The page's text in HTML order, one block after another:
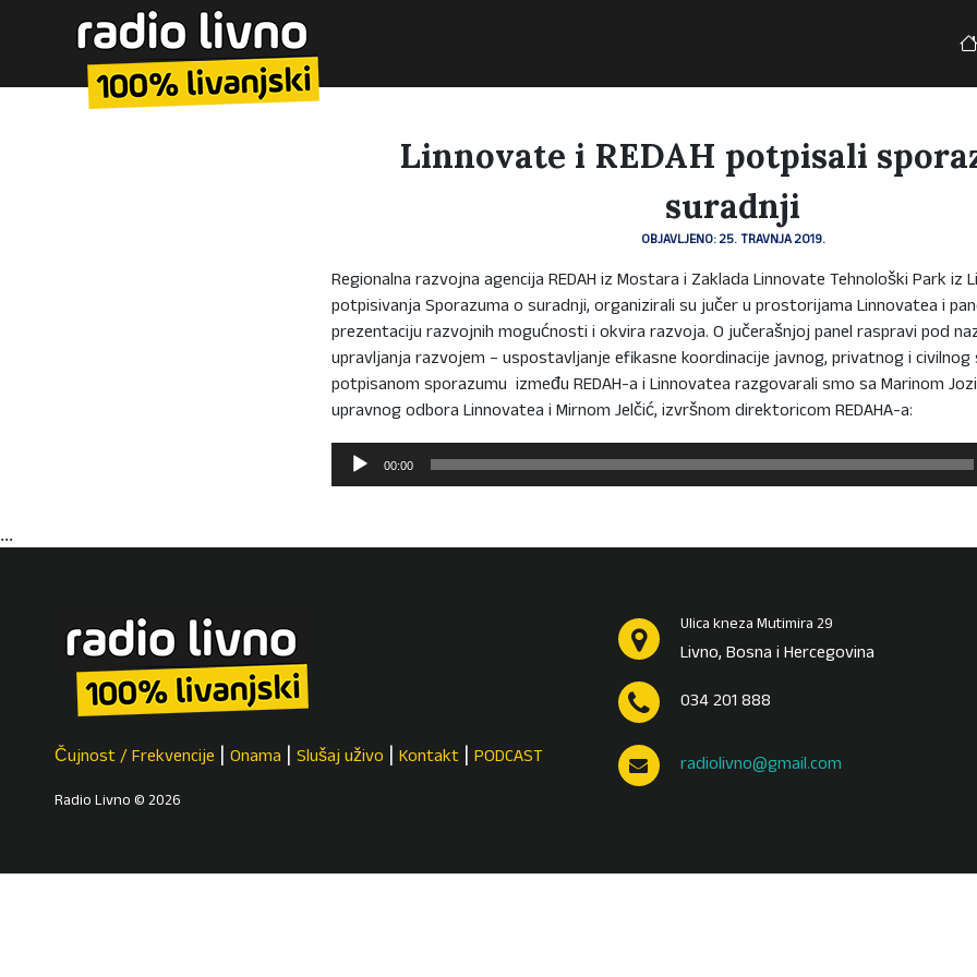
Linnovate i REDAH potpisali
suradnji
OBJAVLJENO: 25. TRAVNJA 2019.
Regionalna razvojna agencija REDAH iz Mostara i Zaklada Linnovate Tehnološki Park iz
potpisivanja Sporazuma o suradnji, organizirali su jučer u prostorijama Linnovatea i
prezentaciju razvojnih mogućnosti i okvira razvoja. O jučerašnjoj panel raspravi pod
upravljanja razvojem – uspostavljanje efikasne koordinacije javnog, privatnog i
potpisanom sporazumu između REDAH-a i Linnovatea razgovarali smo sa Marinom
upravnog odbora Linnovatea i Mirnom Jelčić, izvršnom direktoricom REDAHA-a:
Reproduktor
audiozapisa
00:00
...
Čujnost / Frekvencije Onama Slušaj uživo Kontakt PODCAST
Radio Livno © 2026
Ulica kneza Mutimira 29
Livno, Bosna i Hercegovina
034 201 888
radiolivno@gmail.com